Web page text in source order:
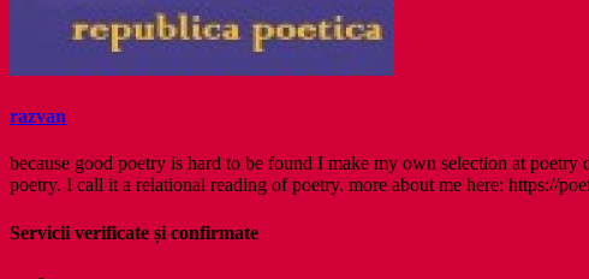
razvan
because good poetry is hard to be found I make my own selection at
poetry. I call it a relational reading of poetry. more about me here: https://
Servicii verificate și confirmate